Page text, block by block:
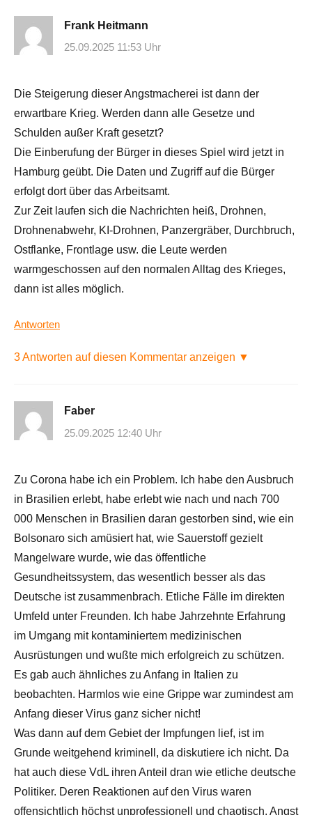
Frank Heitmann
25.09.2025 11:53 Uhr
Die Steigerung dieser Angstmacherei ist dann der
erwartbare Krieg. Werden dann alle Gesetze und
Schulden außer Kraft gesetzt?
Die Einberufung der Bürger in dieses Spiel wird jetzt in
Hamburg geübt. Die Daten und Zugriff auf die Bürger
erfolgt dort über das Arbeitsamt.
Zur Zeit laufen sich die Nachrichten heiß, Drohnen,
Drohnenabwehr, KI-Drohnen, Panzergräber, Durchbruch,
Ostflanke, Frontlage usw. die Leute werden
warmgeschossen auf den normalen Alltag des Krieges,
dann ist alles möglich.
Antworten
3 Antworten auf diesen Kommentar anzeigen ▼
Faber
25.09.2025 12:40 Uhr
Zu Corona habe ich ein Problem. Ich habe den Ausbruch
in Brasilien erlebt, habe erlebt wie nach und nach 700
000 Menschen in Brasilien daran gestorben sind, wie ein
Bolsonaro sich amüsiert hat, wie Sauerstoff gezielt
Mangelware wurde, wie das öffentliche
Gesundheitssystem, das wesentlich besser als das
Deutsche ist zusammenbrach. Etliche Fälle im direkten
Umfeld unter Freunden. Ich habe Jahrzehnte Erfahrung
im Umgang mit kontaminiertem medizinischen
Ausrüstungen und wußte mich erfolgreich zu schützen.
Es gab auch ähnliches zu Anfang in Italien zu
beobachten. Harmlos wie eine Grippe war zumindest am
Anfang dieser Virus ganz sicher nicht!
Was dann auf dem Gebiet der Impfungen lief, ist im
Grunde weitgehend kriminell, da diskutiere ich nicht. Da
hat auch diese VdL ihren Anteil dran wie etliche deutsche
Politiker. Deren Reaktionen auf den Virus waren
offensichtlich höchst unprofessionell und chaotisch. Angst